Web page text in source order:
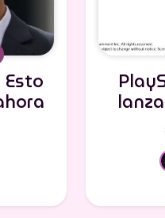
Esto